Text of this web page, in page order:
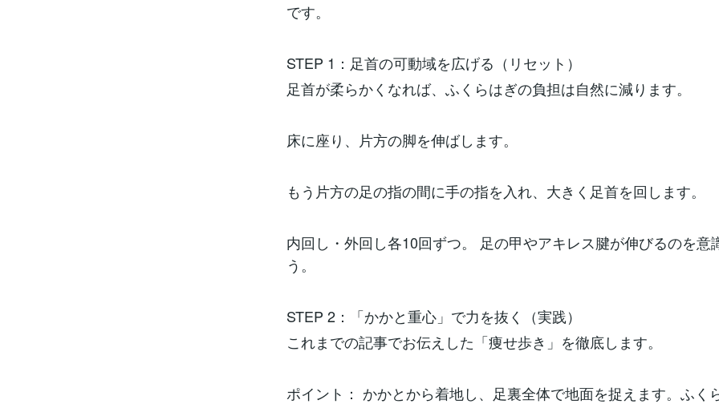
です。
STEP 1：足首の可動域を広げる（リセット）
足首が柔らかくなれば、ふくらはぎの負担は自然に減ります。
床に座り、片方の脚を伸ばします。
もう片方の足の指の間に手の指を入れ、大きく足首を回します。
内回し・外回し各10回ずつ。 足の甲やアキレス腱が伸びるのを意
う。
STEP 2：「かかと重心」で力を抜く（実践）
これまでの記事でお伝えした「痩せ歩き」を徹底します。
ポイント： かかとから着地し、足裏全体で地面を捉えます。ふく